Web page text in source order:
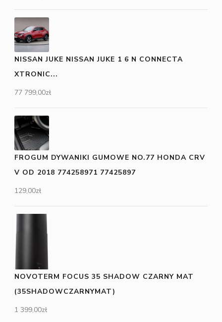
NISSAN JUKE NISSAN JUKE 1 6 N CONNECTA
XTRONIC...
77 799,00zł
FROGUM DYWANIKI GUMOWE NO.77 HONDA CRV
V OD 2018 774258971 77425897
129,00zł
NOVOTERM FOCUS 35 SHADOW CZARNY MAT
(35SHADOWCZARNYMAT)
1 399,00zł